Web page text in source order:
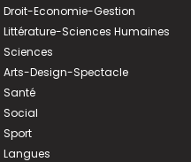
Droit-Economie-Gestion
Littérature-Sciences Humaines
Sciences
Arts-Design-Spectacle
Santé
Social
Sport
Langues